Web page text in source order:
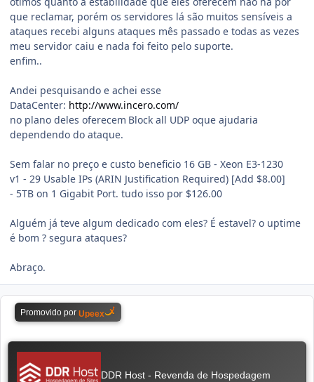
que reclamar, porém os servidores lá são muitos sensíveis a
ataques recebi alguns ataques mês passado e todas as vezes
meu servidor caiu e nada foi feito pelo suporte.
enfim..
Andei pesquisando e achei esse
DataCenter: http://www.incero.com/
no plano deles oferecem Block all UDP oque ajudaria
dependendo do ataque.
Sem falar no preço e custo beneficio 16 GB - Xeon E3-1230
v1 - 29 Usable IPs (ARIN Justification Required) [Add $8.00]
- 5TB on 1 Gigabit Port. tudo isso por $126.00
Alguém já teve algum dedicado com eles? É estavel? o uptime
é bom ? segura ataques?
Abraço.